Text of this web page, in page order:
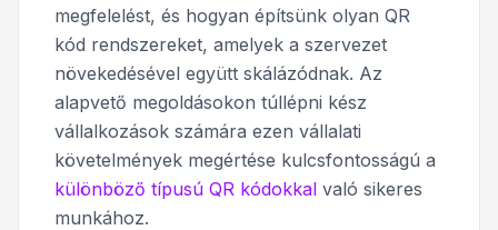
megfelelést, és hogyan építsünk olyan QR
kód rendszereket, amelyek a szervezet
növekedésével együtt skálázódnak. Az
alapvető megoldásokon túllépni kész
vállalkozások számára ezen vállalati
követelmények megértése kulcsfontosságú a
különböző típusú QR kódokkal való sikeres
munkához.